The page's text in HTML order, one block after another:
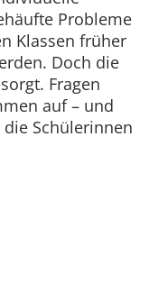
Probleme
Klassen früher
Doch die
Fragen
auf – und
Schülerinnen